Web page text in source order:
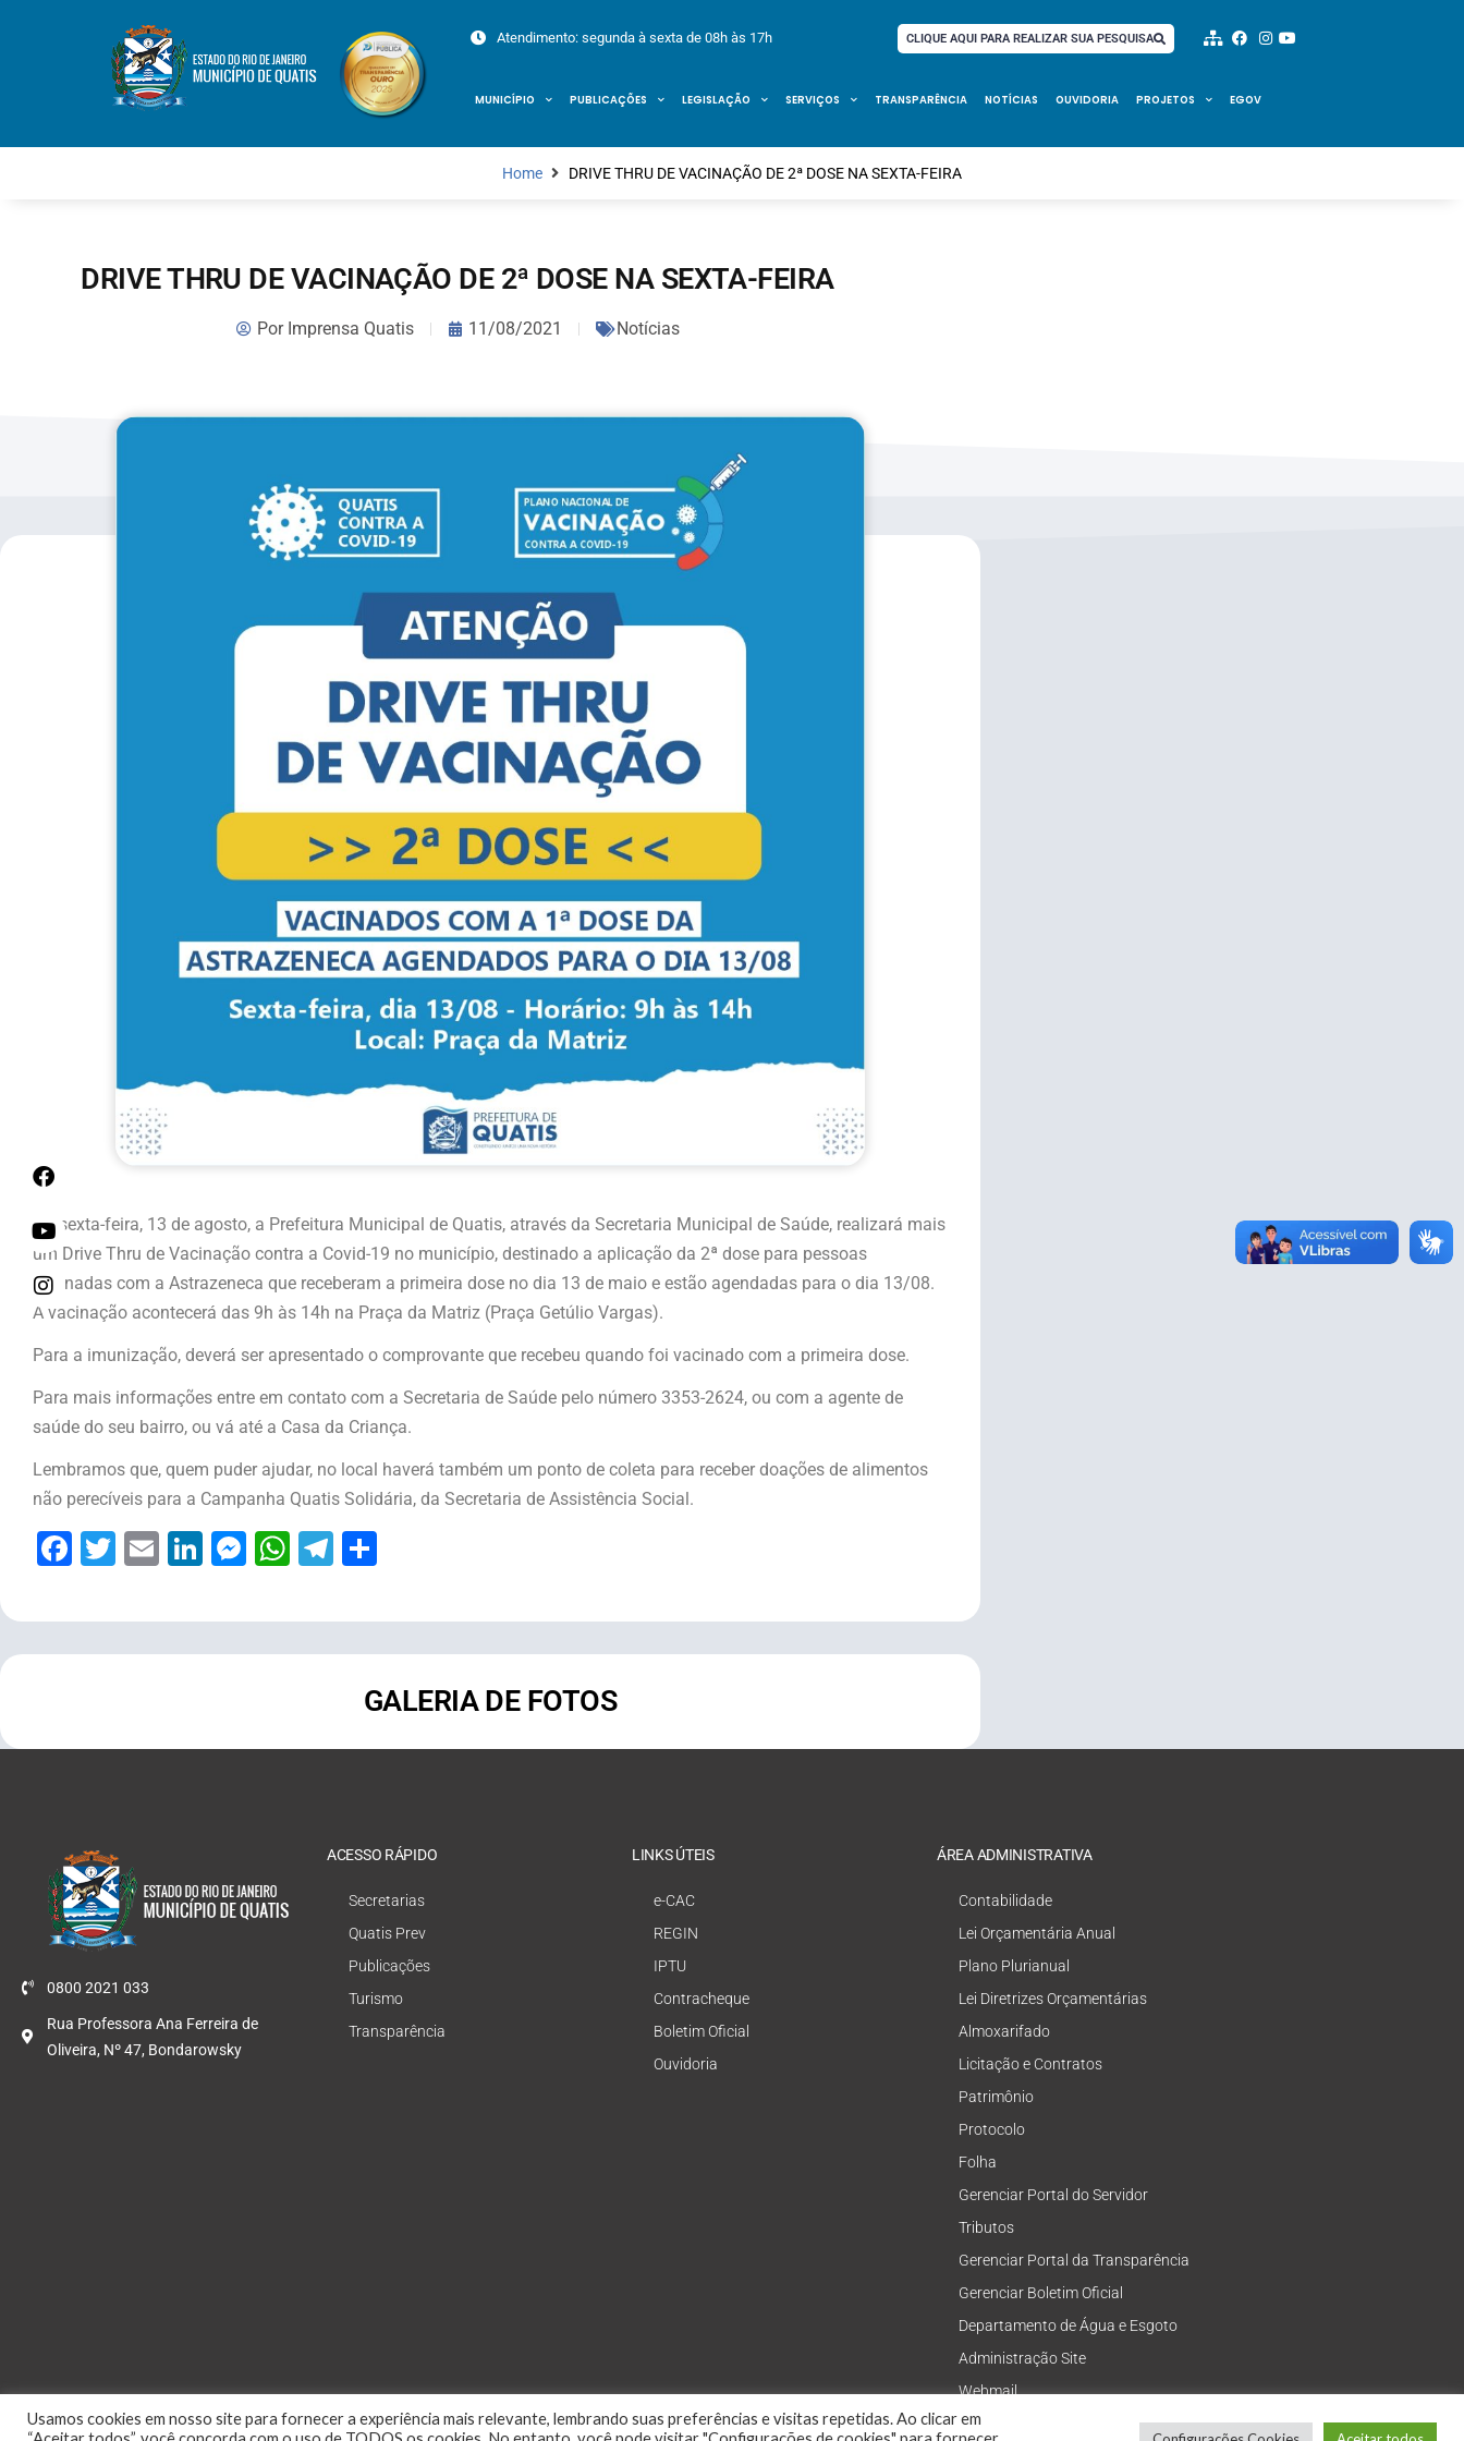
Atendimento: segunda à sexta de 08h às 17h CLIQUE AQUI PARA REALIZAR SUA PESQUISA
MUNICÍPIO PUBLICAÇÕES LEGISLAÇÃO SERVIÇOS TRANSPARÊNCIA NOTÍCIAS OUVIDORIA PROJETOS EGOV
Home DRIVE THRU DE VACINAÇÃO DE 2ª DOSE NA SEXTA-FEIRA
DRIVE THRU DE VACINAÇÃO DE 2ª DOSE NA SEXTA-FEIRA
PorImprensa Quatis 11/08/2021 Notícias
Na sexta-feira, 13 de agosto, a Prefeitura Municipal de Quatis, através da Secretaria Municipal de Saúde, realizará mais
um Drive Thru de Vacinação contra a Covid-19 no município, destinado a aplicação da 2ª dose para pessoas
vacinadas com a Astrazeneca que receberam a primeira dose no dia 13 de maio e estão agendadas para o dia 13/08.
A vacinação acontecerá das 9h às 14h na Praça da Matriz (Praça Getúlio Vargas).
Para a imunização, deverá ser apresentado o comprovante que recebeu quando foi vacinado com a primeira dose.
Para mais informações entre em contato com a Secretaria de Saúde pelo número 3353-2624, ou com a agente de
saúde do seu bairro, ou vá até a Casa da Criança.
Lembramos que, quem puder ajudar, no local haverá também um ponto de coleta para receber doações de alimentos
não perecíveis para a Campanha Quatis Solidária, da Secretaria de Assistência Social.
Facebook
Twitter
EmailLinkedIn
Messenger
WhatsApp
Telegram
GALERIA DE FOTOS
0800 2021 033
Rua Professora Ana Ferreira de
Oliveira, Nº 47, Bondarowsky
ACESSO RÁPIDO
Secretarias
Quatis Prev
Publicações
Turismo
Transparência
LINKS ÚTEIS
e-CAC
REGIN
IPTU
Contracheque
Boletim Oficial
Ouvidoria
ÁREA ADMINISTRATIVA
Contabilidade
Lei Orçamentária Anual
Plano Plurianual
Lei Diretrizes Orçamentárias
Almoxarifado
Licitação e Contratos
Patrimônio
Protocolo
Folha
Gerenciar Portal do Servidor
Tributos
Gerenciar Portal da Transparência
Gerenciar Boletim Oficial
Departamento de Água e Esgoto
Administração Site
Webmail
Usamos cookies em nosso site para fornecer a experiência mais relevante, lembrando suas preferências e visitas repetidas. Ao clicar em